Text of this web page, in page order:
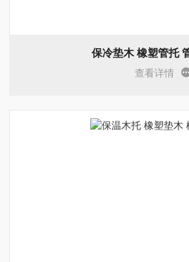
保冷垫木 橡塑管托
查看详情